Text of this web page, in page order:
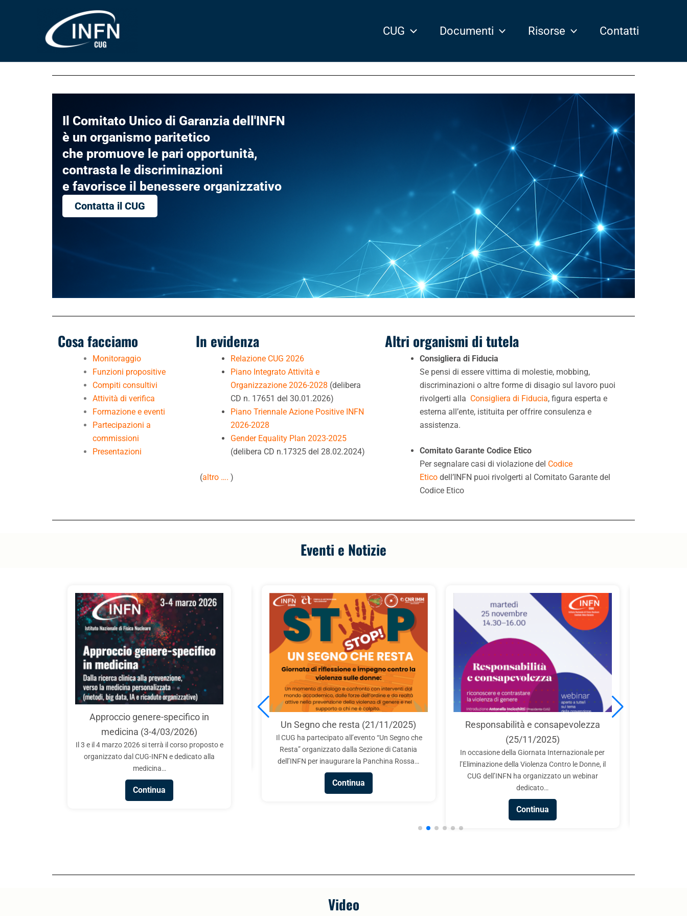
CUG Documenti Risorse Contatti
Il Comitato Unico di Garanzia dell'INFN
è un organismo paritetico
che promuove le pari opportunità,
contrasta le discriminazioni
e favorisce il benessere organizzativo
Contatta il CUG
Cosa facciamo
Monitoraggio
Funzioni propositive
Compiti consultivi
Attività di verifica
Formazione e eventi
Partecipazioni a
commissioni
Presentazioni
In evidenza
Relazione CUG 2026
Piano Integrato Attività e
Organizzazione 2026-2028(delibera
CD n. 17651 del 30.01.2026)
Piano Triennale Azione Positive INFN
2026-2028
Gender Equality Plan 2023-2025
(delibera CD n.17325 del 28.02.2024)
(altro …. )
Altri organismi di tutela
Consigliera di Fiducia
Se pensi di essere vittima di molestie, mobbing,
discriminazioni o altre forme di disagio sul lavoro puoi
rivolgerti alla Consigliera di Fiducia, figura esperta e
esterna all’ente, istituita per offrire consulenza e
assistenza.
Comitato Garante Codice Etico
Per segnalare casi di violazione del Codice
Eticodell’INFN puoi rivolgerti al Comitato Garante del
Codice Etico
Eventi e Notizie
Approccio genere-specifico in
medicina (3-4/03/2026)
Il 3 e il 4 marzo 2026 si terrà il corso proposto e
organizzato dal CUG-INFN e dedicato alla
medicina…
Continua
CUG – INFN: Chi vuol essere STEM sia!
Garanzia di ASI, ENEA, CREA, INAF, INAPP, ISS,
ISTAT e Sapienza Università…
Continua
Un Segno che resta (21/11/2025)
Il CUG ha partecipato all’evento “Un Segno che
Resta” organizzato dalla Sezione di Catania
dell’INFN per inaugurare la Panchina Rossa…
Responsabilità e consapevolezza
(25/11/2025)
In occasione della Giornata Internazionale per
l’Eliminazione della Violenza Contro le Donne, il
CUG dell’INFN ha organizzato un webinar
International Day of Women
Il CUG partecipa all’evento
Laboratori Nazionali di Frascati
collaborazione con Fondazione
Video